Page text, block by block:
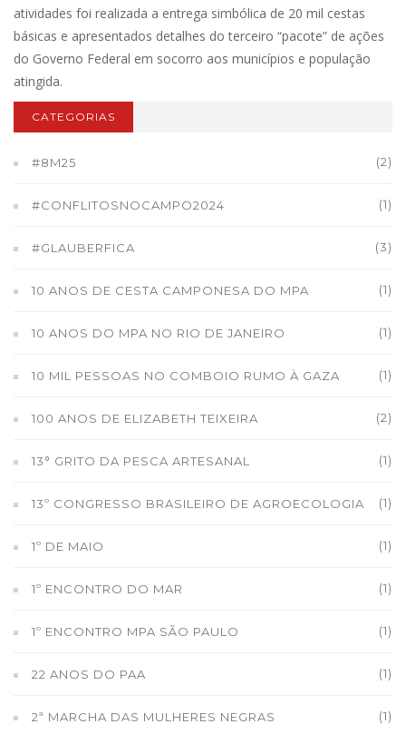
atividades foi realizada a entrega simbólica de 20 mil cestas
básicas e apresentados detalhes do terceiro “pacote” de ações
do Governo Federal em socorro aos municípios e população
atingida.
CATEGORIAS
#8M25 (2)
#CONFLITOSNOCAMPO2024 (1)
#GLAUBERFICA (3)
10 ANOS DE CESTA CAMPONESA DO MPA (1)
10 ANOS DO MPA NO RIO DE JANEIRO (1)
10 MIL PESSOAS NO COMBOIO RUMO À GAZA (1)
100 ANOS DE ELIZABETH TEIXEIRA (2)
13° GRITO DA PESCA ARTESANAL (1)
13º CONGRESSO BRASILEIRO DE AGROECOLOGIA (1)
1º DE MAIO (1)
1º ENCONTRO DO MAR (1)
1º ENCONTRO MPA SÃO PAULO (1)
22 ANOS DO PAA (1)
2ª MARCHA DAS MULHERES NEGRAS (1)